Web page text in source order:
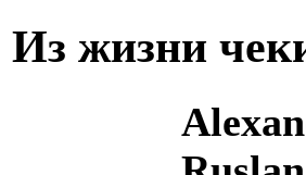
Из жизни